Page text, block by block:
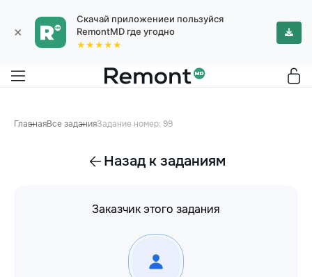
×
Скачай приложениеи пользуйся
RemontMD где угодно
★★★★★
ГлавнаяВсе заданияЗадание номер: 99
Назад к заданиям
Заказчик этого задания